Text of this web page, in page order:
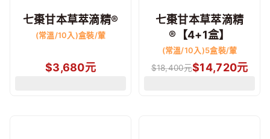
七棗甘本草萃滴精®
(常溫/10入)盒裝/葷
$3,680元
七棗甘本草萃滴精
®【4+1盒】
(常溫/10入)5盒裝/葷
$18,400元$14,720元